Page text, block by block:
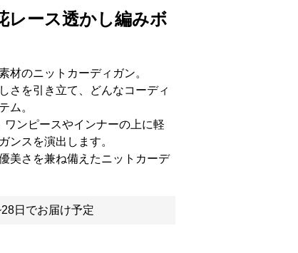
レース透かし編みボ
材のニットカーディガン。
さを引き立て、どんなコーディ
ム。
ンピースやインナーの上に軽
ンスを演出します。
美さを兼ね備えたニットカーデ
日でお届け予定